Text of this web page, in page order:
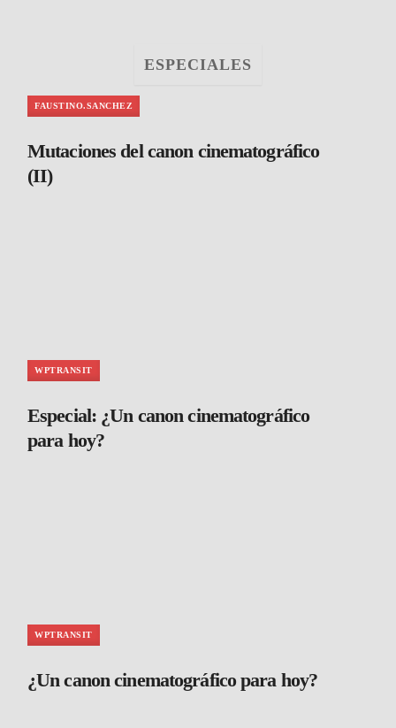
ESPECIALES
FAUSTINO.SANCHEZ
Mutaciones del canon cinematográfico
(II)
WPTRANSIT
Especial: ¿Un canon cinematográfico
para hoy?
WPTRANSIT
¿Un canon cinematográfico para hoy?